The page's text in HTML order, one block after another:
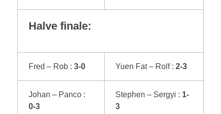
Halve finale:
Fred – Rob :3-0 Yuen Fat – Rolf :2-3
Johan – Panco :
0-3
Stephen – Sergyi : 1-
3